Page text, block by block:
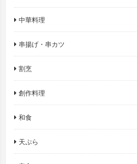
中華料理
串揚げ・串カツ
割烹
創作料理
和食
天ぷら